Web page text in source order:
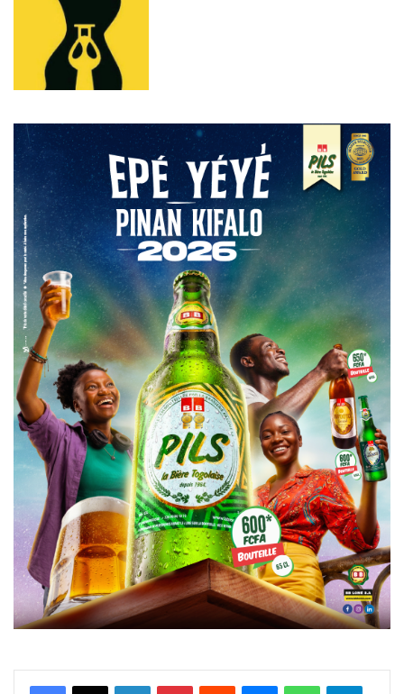
FacebookX Linkedin PinterestReddit MessengerWhatsAppTelegram